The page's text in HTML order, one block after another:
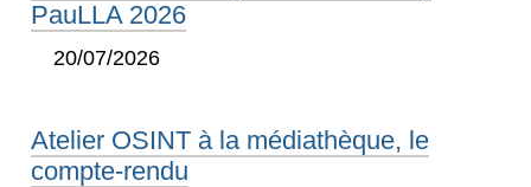
PauLLA 2026
20/07/2026
Atelier OSINT à la médiathèque, le
compte-rendu